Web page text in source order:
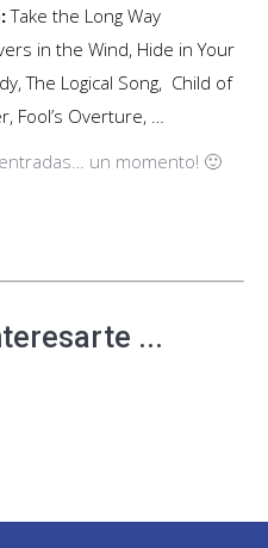
Take the Long Way
in the Wind, Hide in Your
The Logical Song, Child of
Fool’s Overture, …
un momento! 🙂
...